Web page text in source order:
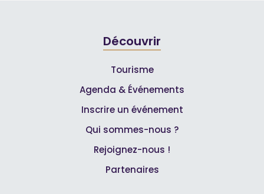
Découvrir
Tourisme
Agenda & Événements
Inscrire un événement
Qui sommes-nous ?
Rejoignez-nous !
Partenaires